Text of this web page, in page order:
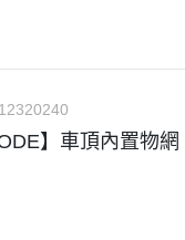
12320240
】車頂內置物